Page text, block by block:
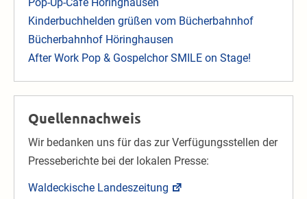
Pop-Up-Café Höringhausen
Kinderbuchhelden grüßen vom Bücherbahnhof
Bücherbahnhof Höringhausen
After Work Pop & Gospelchor SMILE on Stage!
Quellennachweis
Wir bedanken uns für das zur Verfügungsstellen der
Presseberichte bei der lokalen Presse:
Waldeckische Landeszeitung